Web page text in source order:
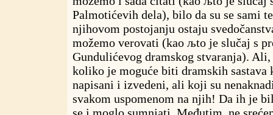
Palmotićevih dela), bilo da su se sami
njihovom postojanju ostaju
možemo verovati (kao љto je slučaj s
Gundulićevog dramskog stvaranja). Ali,
koliko je moguće biti dramskih sastava
napisani i izvedeni, ali koji su
svakom uspomenom na njih! Da ih je